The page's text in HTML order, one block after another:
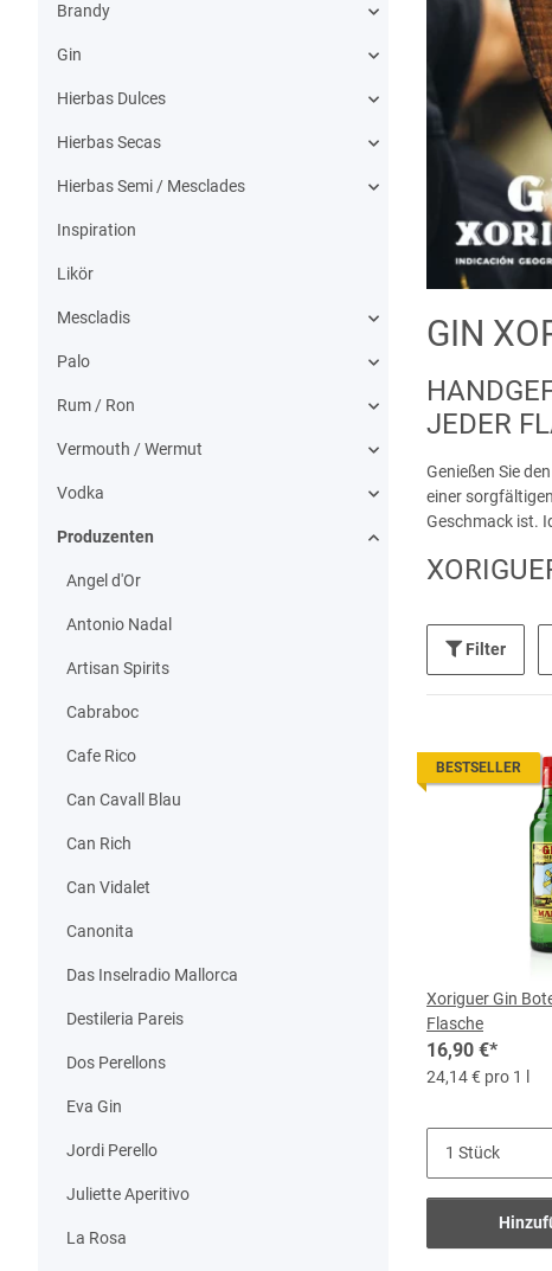
GIN
JEDER
Genießen Sie
einer
Geschmack ist.
Filter
BESTSELLER
Xoriguer Gin
Flasche
16,90 €*
24,14 € pro 1 l
Brandy
Gin
Hierbas Dulces
Hierbas Secas
Hierbas Semi / Mesclades
Inspiration
Likör
Mescladis
Palo
Rum / Ron
Vermouth / Wermut
Vodka
Produzenten
Angel d'Or
Antonio Nadal
Artisan Spirits
Cabraboc
Cafe Rico
Can Cavall Blau
Can Rich
Can Vidalet
Canonita
Das Inselradio Mallorca
Destileria Pareis
Dos Perellons
Eva Gin
Jordi Perello
Juliette Aperitivo
La Rosa